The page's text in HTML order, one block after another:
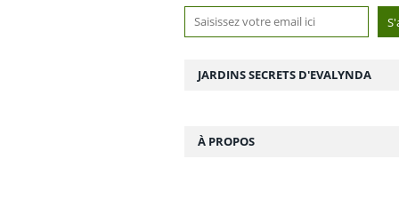
JARDINS SECRETS D'EVALYNDA
À PROPOS